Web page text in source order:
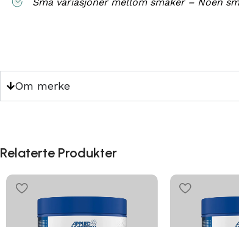
Om merke
Relaterte Produkter